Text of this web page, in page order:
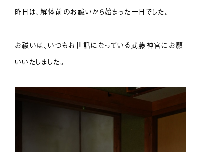
昨日は、解体前のお祓いから始まった一日でした。
お祓いは、いつもお世話になっている武藤神官にお願
いいたしました。